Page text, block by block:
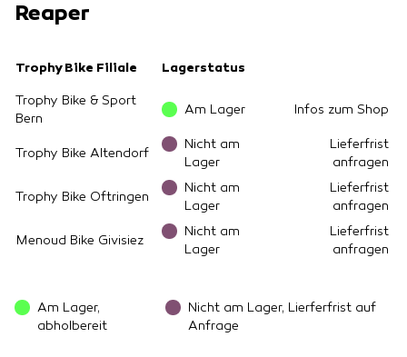
Reaper
Trophy Bike Filiale Lagerstatus
Trophy Bike & Sport
Bern
Am Lager Infos zum Shop
Trophy Bike Altendorf
Nicht am
Lager
Lieferfrist
anfragen
Trophy Bike Oftringen
Nicht am
Lager
Lieferfrist
anfragen
Menoud Bike Givisiez
Nicht am
Lager
Lieferfrist
anfragen
Am Lager,
abholbereit
Nicht am Lager, Lierferfrist auf
Anfrage